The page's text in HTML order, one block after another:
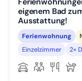
eigenem Bad
Ausstattung!
Ferienwohnung
Einzelzimmer
2×